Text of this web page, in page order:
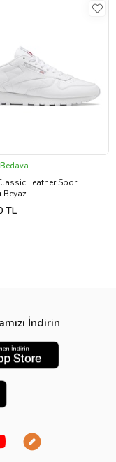
Leather Spor
Beyaz
TL
İndirin